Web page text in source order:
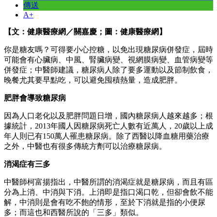
傳送
A+
【文：健康醫療網／關嘉慶；圖：健康醫療網】
你是糖友嗎？可得要小心控糖，以免出現糖尿病併發症，屆時
可能會有心臟病、中風、腎臟病變、視網膜病變、血管病變等
併發症；中醫師建議，糖尿病人除了要多運動以及節制飲食，
晚餐尤其要早點吃，可以避免囤積熱量，造成肥胖。
肥胖會導致糖尿病
因為人口老化以及肥胖問題日增，國內糖尿病人越來越多；根
據統計，2013年國人因糖尿病死亡人數有近萬人，20歲以上成
年人則已有150萬人罹患糖尿病。除了西醫以降血糖用藥治療
之外，中醫也有很多傳統方劑可以治療糖尿病。
消渴症有三多
中醫師柯富揚指出，中醫所謂的消渴症就是糖尿病，而且有區
分為上消、中消與下消。上消即是指口渴口乾，但卻會飲不能
解，中消則是會有吃不飽的情形，至於下消就是指的小便尿
多；而這也和西醫所說的「三多」類似。